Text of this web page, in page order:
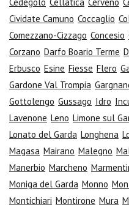
Cividate Camuno Coccaglio
Comezzano-Cizzago Concesio
Corzano Darfo Boario Terme
Erbusco Esine Fiesse Flero
Gardone Val Trompia
Gottolengo Gussago Idro
Lavenone Leno Limone sul
Lonato del Garda Longhena
Magasa Mairano Malegno
Manerbio Marcheno
Moniga del Garda Monno
Montichiari Montirone Mura